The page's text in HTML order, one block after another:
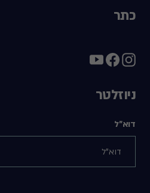
כתר
ניוזלטר
דוא"ל